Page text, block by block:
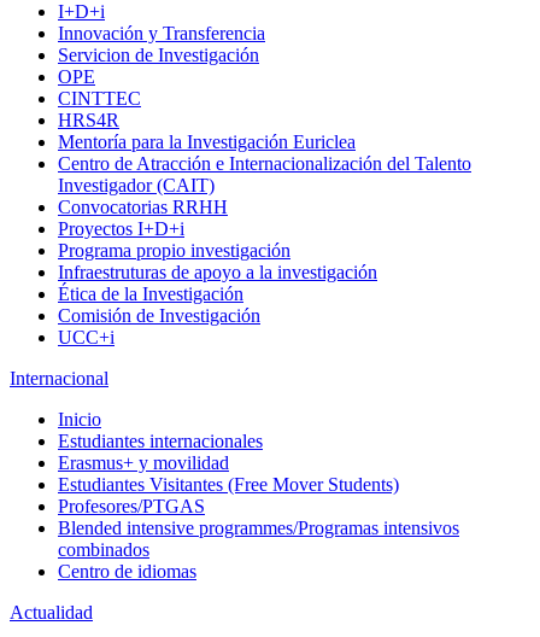
I+D+i
Innovación y Transferencia
Servicion de Investigación
OPE
CINTTEC
HRS4R
Mentoría para la Investigación Euriclea
Centro de Atracción e Internacionalización del Talento
Investigador (CAIT)
Convocatorias RRHH
Proyectos I+D+i
Programa propio investigación
Infraestruturas de apoyo a la investigación
Ética de la Investigación
Comisión de Investigación
UCC+i
Internacional
Inicio
Estudiantes internacionales
Erasmus+ y movilidad
Estudiantes Visitantes (Free Mover Students)
Profesores/PTGAS
Blended intensive programmes/Programas intensivos
combinados
Centro de idiomas
Actualidad